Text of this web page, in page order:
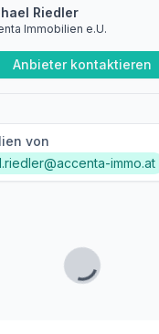
Riedler
Immobilien e.U.
Anbieter kontaktieren
von
immo.at